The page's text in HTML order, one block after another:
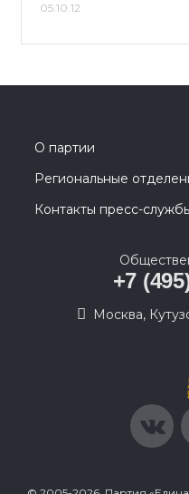
05.10.12
О партии
Региональные
Контакты пресс-
+7
Москва,